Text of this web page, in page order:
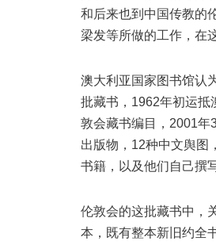
和后来也到中国传教
梁发等所做的工作，在
澳大利亚国家图书馆认
批藏书，1962年初运抵
敦会藏书编目，2001年
出版物，12种中文舆图
书籍，以及他们自己撰
伦敦会的这批藏书中，
本，既有整本新旧约全